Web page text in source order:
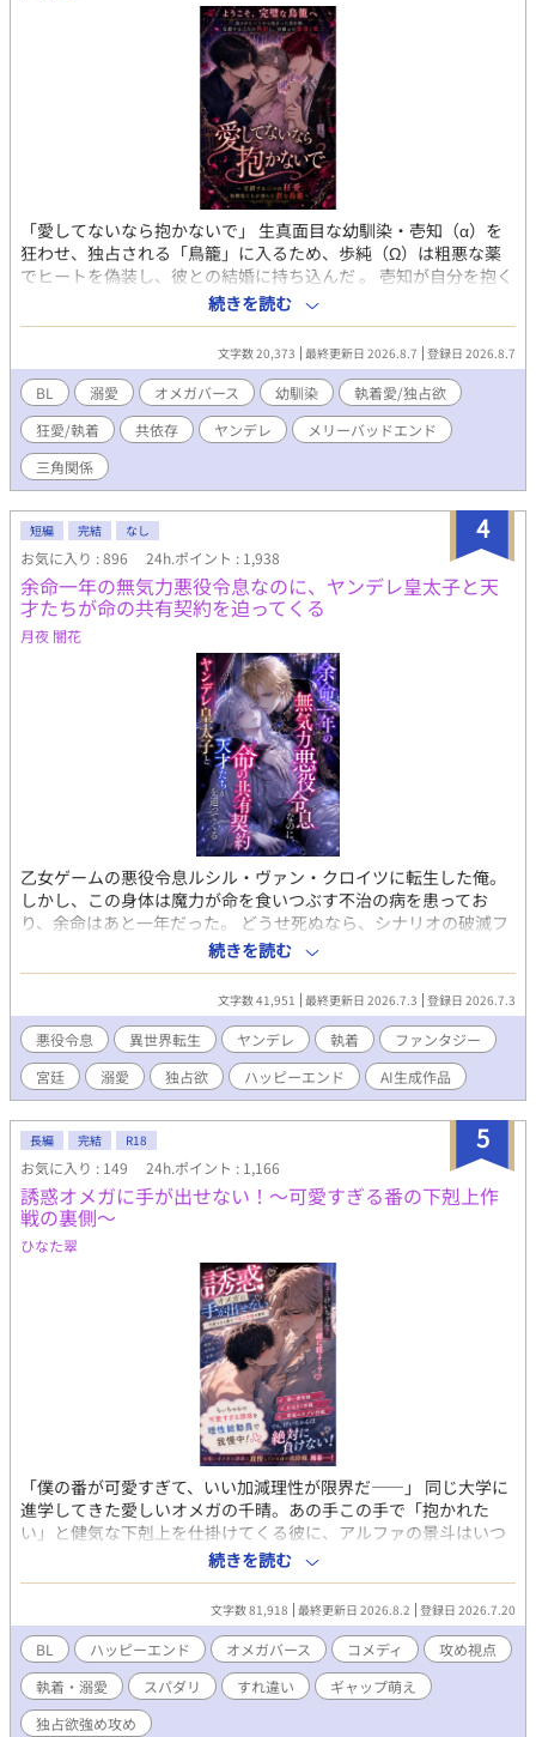
「愛してないなら抱かないで」 生真面目な幼馴染・壱知（α）を
狂わせ、独占される「鳥籠」に入るため、歩純（Ω）は粗悪な薬
でヒートを偽装し、彼との結婚に持ち込んだ 。 壱知が自分を抱く
のは番の義務だから。ただそれだけ――。 「愛してないら抱かな
いで」と告げ、他の男の影をちらつかせて嫉妬を誘う歩純 。目論
見通り、壱知は歩純を24時間監視下に置く狂気の夫へと変貌する
。 ――しかし、罠を仕掛けていたのは歩純だけではなかった。 壱
知は歩純の自作自演をすべて知った上で「狂った夫」を演じ切
る、底知れない執着を抱えたスパダリだった 。さらに、裏で糸を
引いていた主治医の理士にも、恐るべき秘密と異常な狂気が隠さ
れていて…… 。 交錯する三つの狂愛 。一番狂っているのは誰なの
か？ 嘘と執着に塗れた、予測不能のサイコサスペンス・オメガバ
続きを読む
文字数 20,373 最終更新日 2026.8.7 登録日 2026.8.7
BL 溺愛 オメガバース 幼馴染
執着愛/独占欲
狂愛/執着
共依存 ヤンデレ
メリーバッドエンド
三角関係
4
短編 完結 なし
お気に入り : 896 24h.ポイント : 1,938
余命一年の無気力悪役令息なのに、ヤンデレ皇太子と天
才たちが命の共有契約を迫ってくる
月夜 闇花
乙女ゲームの悪役令息ルシル・ヴァン・クロイツに転生した俺。
しかし、この身体は魔力が命を食いつぶす不治の病を患ってお
り、余命はあと一年だった。 どうせ死ぬなら、シナリオの破滅フ
ラグを回避し、誰の記憶にも残らず静かに消え去りたい。 そう願
って王太子アルフレッドに婚約破棄を申し出た。 ――だが、それ
がすべての狂気の始まりだった。 「君の手はひどく冷たいね。ま
るで死人のようだ。……婚約の破棄は認めない」 何も望まず、た
だ消えようとするルシルの儚げな諦観は、逆に攻略対象たちのド
ス黒い支配欲と執着に火をつけてしまう。 ヤンデレ王太子アルフ
レッドの圧倒的な拘束。 実直な騎士ガレッドの盲目的な献身。 天
才魔術師ノアの狂気的な探究。 ルシルが死の淵へ沈み込もうとし
たとき、三人は神の理に逆らう禁忌の魔術を実行する。 それは、
自らの命と魔力をルシルの身体へ直接繋ぎ止める『命の共有契
約』だった――。 「君はもう、どこへも行けない。永遠に、私た
ちと共にあるんだ」 死んで逃げることすら許されない豪奢な鳥籠
の中、悪役令息は息が詰まるほど甘い絶望と幸福に溺れていく。
ヤンデレ執着BLファンタジー、ここに開幕。
続きを読む
文字数 41,951 最終更新日 2026.7.3 登録日 2026.7.3
悪役令息 異世界転生 ヤンデレ 執着
ファンタジー
宮廷
溺愛 独占欲 ハッピーエンド AI生成作品
5
長編 完結 R18
お気に入り : 149 24h.ポイント : 1,166
誘惑オメガに手が出せない！～可愛すぎる番の下剋上作
戦の裏側～
ひなた翠
「僕の番が可愛すぎて、いい加減理性が限界だ――」 同じ大学に
進学してきた愛しいオメガの千晴。あの手この手で「抱かれた
い」と健気な下剋上を仕掛けてくる彼に、アルファの景斗はいつ
も涼しげな笑顔で「完璧な彼氏」を演じてみせる。 だがその裏側
では、千晴の無自覚な色気に理性をバキバキに削られ、毎週末血
を吐くような我慢と深夜の自己処理を繰り返していた！ 本当は今
すぐ貪り尽くしたいのに、過去の罪悪感からどうしても手が出せ
ない。そんな中、千晴が他のアルファに連れ去られそうになり、
景斗の狂気的な独占欲が暴発して――！？ 可愛すぎる番の誘惑
を、理性総動員で耐え抜くスパダリアルファの悶絶裏側視点、開
幕！ この物語は『溺愛アルファに抱かれたい！～オメガの勘違い
続きを読む
文字数 81,918 最終更新日 2026.8.2 登録日 2026.7.20
BL ハッピーエンド オメガバース コメディ
攻め視点
執着・溺愛
スパダリ すれ違い
ギャップ萌え
独占欲強め攻め